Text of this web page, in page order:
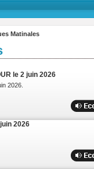
Matinales
le 2 juin 2026
2026.
2026